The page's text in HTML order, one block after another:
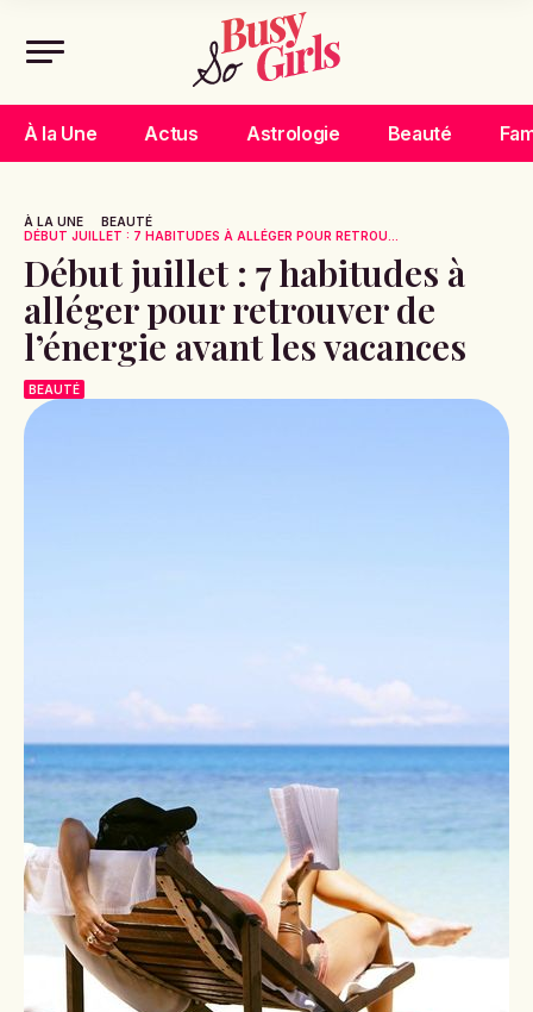
À la Une Actus Astrologie Beauté
À LA UNE
BEAUTÉ
DÉBUT JUILLET : 7 HABITUDES À ALLÉGER POUR RETROU...
Début juillet : 7 habitudes à
alléger pour retrouver de
l’énergie avant les vacances
BEAUTÉ